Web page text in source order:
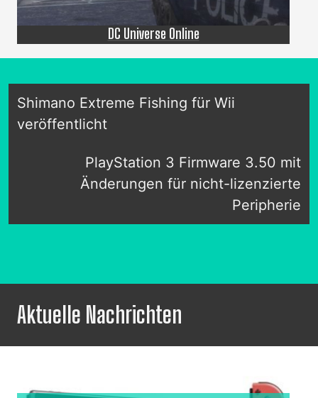
DC Universe Online
Shimano Extreme Fishing für Wii
veröffentlicht
PlayStation 3 Firmware 3.50 mit
Änderungen für nicht-lizenzierte
Peripherie
Aktuelle Nachrichten